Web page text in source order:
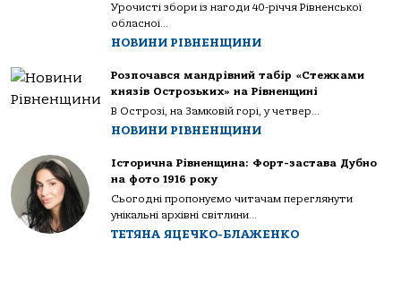
Урочисті збори із нагоди 40-річчя Рівненської
обласної...
НОВИНИ РІВНЕНЩИНИ
Розпочався мандрівний табір «Стежками
князів Острозьких» на Рівненщині
В Острозі, на Замковій горі, у четвер...
НОВИНИ РІВНЕНЩИНИ
Історична Рівненщина: Форт-застава Дубно
на фото 1916 року
Сьогодні пропонуємо читачам переглянути
унікальні архівні світлини...
ТЕТЯНА ЯЦЕЧКО-БЛАЖЕНКО